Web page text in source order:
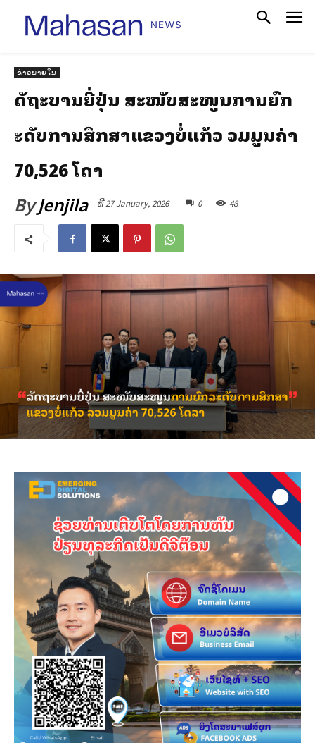
ຂ່າວພາຍໃນ
ລັດຖະບານຍີ່ປຸ່ນ ສະໜັບສະໜູນການຍົກ
ລະດັບການສຶກສາແຂວງບໍ່ແກ້ວ ລວມມູນຄ່າ
70,526 ໂດລາ
ByJenjila ທີ 27 January, 2026 0 48